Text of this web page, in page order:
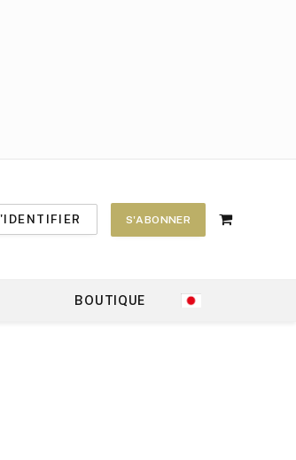
S'ABONNER
Shopping
BOUTIQUE